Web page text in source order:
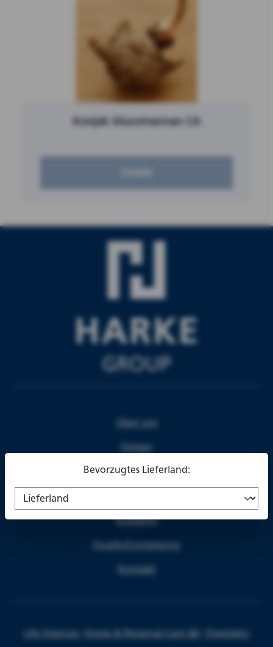
Konjak Glucomannan CA
Über uns
Firmen
Partner
Academy
Quality/Compliance
Kontakt
Life Sciences Home & Personal Care I&I Chemistry
Bevorzugtes Lieferland: